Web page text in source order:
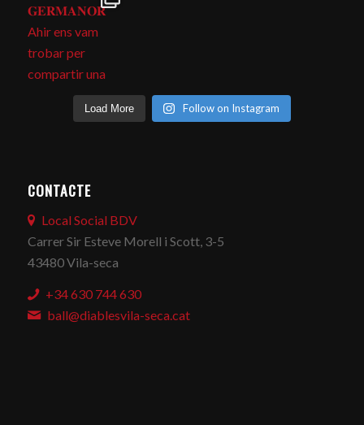
Load More Follow on Instagram
CONTACTE
Local Social BDV
Carrer Sir Esteve Morell i Scott, 3-5
43480 Vila-seca
+34 630 744 630
ball@diablesvila-seca.cat